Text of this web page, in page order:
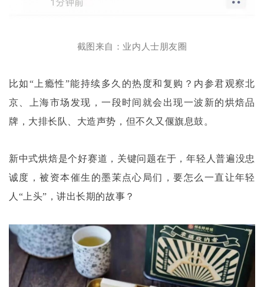
截图来自：业内人士朋友圈
比如“上瘾性”能持续多久的热度和复购？内参君观察北
京、上海市场发现，一段时间就会出现一波新的烘焙品
牌，大排长队、大造声势，但不久又偃旗息鼓。
新中式烘焙是个好赛道，关键问题在于，年轻人普遍没忠
诚度，被资本催生的墨茉点心局们，要怎么一直让年轻
人 “上头”，讲出长期的故事？